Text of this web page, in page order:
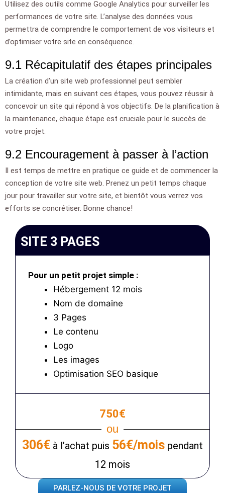
Utilisez des outils comme Google Analytics pour surveiller les
performances de votre site. L’analyse des données vous
permettra de comprendre le comportement de vos visiteurs et
d’optimiser votre site en conséquence.
9.1 Récapitulatif des étapes principales
La création d’un site web professionnel peut sembler
intimidante, mais en suivant ces étapes, vous pouvez réussir à
concevoir un site qui répond à vos objectifs. De la planification à
la maintenance, chaque étape est cruciale pour le succès de
votre projet.
9.2 Encouragement à passer à l’action
Il est temps de mettre en pratique ce guide et de commencer la
conception de votre site web. Prenez un petit temps chaque
jour pour travailler sur votre site, et bientôt vous verrez vos
efforts se concrétiser. Bonne chance!
SITE 3 PAGES
Pour un petit projet simple :
Hébergement 12 mois
Nom de domaine
3 Pages
Le contenu
Logo
Les images
Optimisation SEO basique
750€
ou
306€ à l’achat puis 56€/mois pendant
12 mois
PARLEZ-NOUS DE VOTRE PROJET